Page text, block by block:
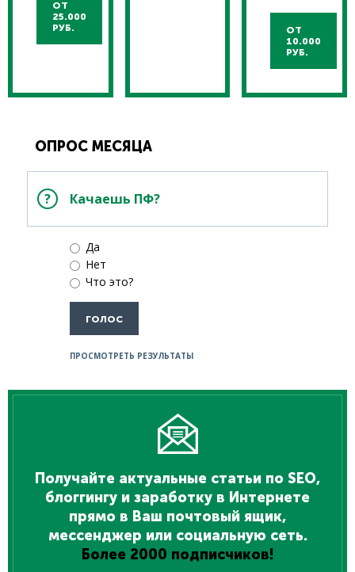
ОТ
25.000
РУБ.
ОТ
10.000
РУБ.
ОПРОС МЕСЯЦА
Качаешь ПФ?
Да
Нет
Что это?
ПРОСМОТРЕТЬ РЕЗУЛЬТАТЫ
Получайте актуальные статьи по SEO,
блоггингу и заработку в Интернете
прямо в Ваш почтовый ящик,
мессенджер или социальную сеть.
Более 2000 подписчиков!